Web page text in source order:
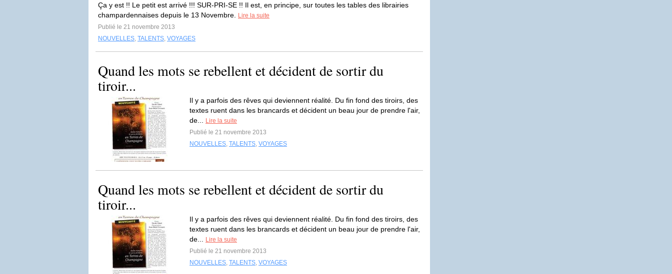
Ça y est !! Le petit est arrivé !!! SUR-PRI-SE !! Il est, en principe, sur toutes les tables des librairies
champardennaises depuis le 13 Novembre.
Lire la suite
Publié le 21 novembre 2013
NOUVELLES, TALENTS, VOYAGES
Quand les mots se rebellent et décident de sortir du
tiroir...
Il y a parfois des rêves qui deviennent réalité. Du fin fond des tiroirs, des
textes ruent dans les brancards et décident un beau jour de prendre l'air,
de...
Lire la suite
Publié le 21 novembre 2013
NOUVELLES, TALENTS, VOYAGES
Quand les mots se rebellent et décident de sortir du
tiroir...
Il y a parfois des rêves qui deviennent réalité. Du fin fond des tiroirs, des
textes ruent dans les brancards et décident un beau jour de prendre l'air,
de...
Lire la suite
Publié le 21 novembre 2013
NOUVELLES, TALENTS, VOYAGES